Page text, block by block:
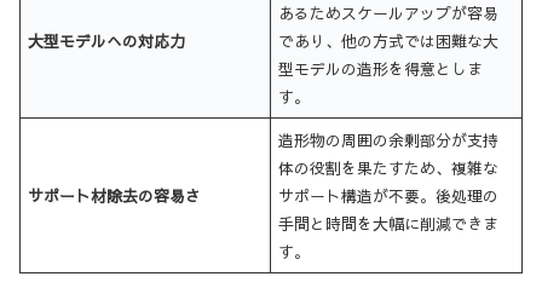
大型モデルへの対応力
あるためスケールアップが容易
であり、他の方式では困難な大
型モデルの造形を得意としま
す。
サポート材除去の容易さ
造形物の周囲の余剰部分が支持
体の役割を果たすため、複雑な
サポート構造が不要。後処理の
手間と時間を大幅に削減できま
す。